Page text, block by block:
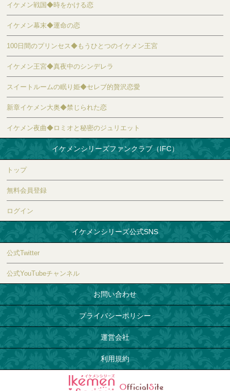
イケメン戦国◆時をかける恋
イケメン幕末◆運命の恋
100日間のプリンセス◆もうひとつのイケメン王宮
イケメン王宮◆真夜中のシンデレラ
スイートルームの眠り姫◆セレブ的贅沢恋愛
新章イケメン大奥◆禁じられた恋
イケメン夜曲◆ロミオと秘密のジュリエット
イケメンシリーズファンクラブ（IFC）
トップ
無料会員登録
ログイン
イケメンシリーズ公式SNS
公式Twitter
公式YouTubeチャンネル
お問い合わせ
プライバシーポリシー
運営会社
利用規約